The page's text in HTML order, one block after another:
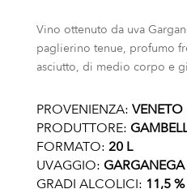
Vino ottenuto da uva
paglierino tenue, profumo
asciutto, di medio corpo e
PROVENIENZA: VENETO
PRODUTTORE:
FORMATO: 20 L
UVAGGIO: GARGANEGA
GRADI ALCOLICI: 11,5 %